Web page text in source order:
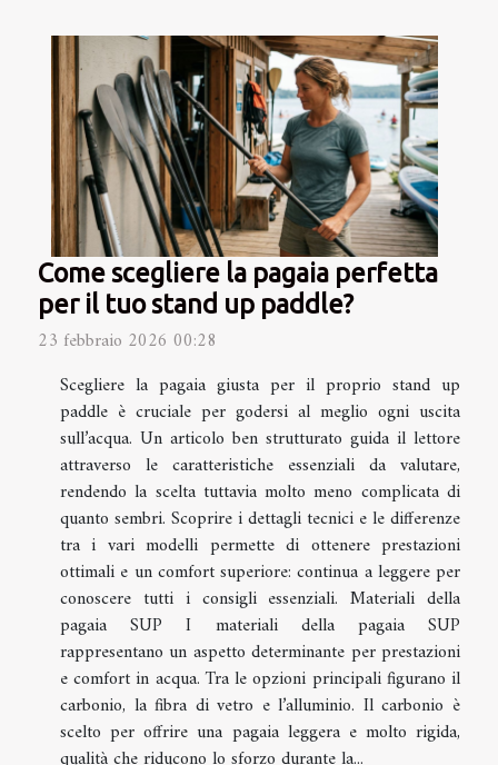
Come scegliere la pagaia perfetta
per il tuo stand up paddle?
23 febbraio 2026 00:28
Scegliere la pagaia giusta per il proprio stand up
paddle è cruciale per godersi al meglio ogni uscita
sull’acqua. Un articolo ben strutturato guida il lettore
attraverso le caratteristiche essenziali da valutare,
rendendo la scelta tuttavia molto meno complicata di
quanto sembri. Scoprire i dettagli tecnici e le differenze
tra i vari modelli permette di ottenere prestazioni
ottimali e un comfort superiore: continua a leggere per
conoscere tutti i consigli essenziali. Materiali della
pagaia SUP I materiali della pagaia SUP
rappresentano un aspetto determinante per prestazioni
e comfort in acqua. Tra le opzioni principali figurano il
carbonio, la fibra di vetro e l’alluminio. Il carbonio è
scelto per offrire una pagaia leggera e molto rigida,